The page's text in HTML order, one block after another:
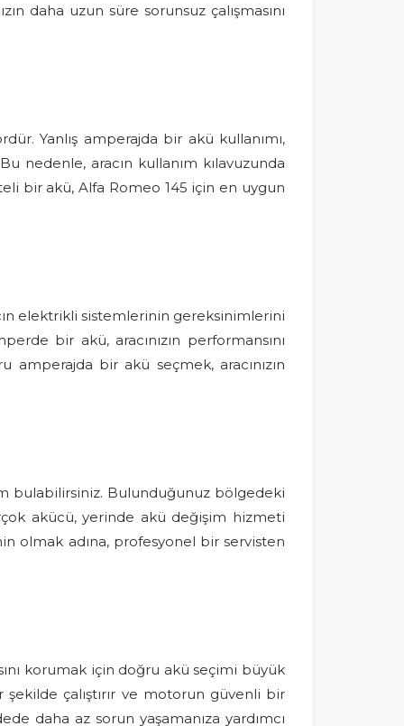
daha uzun süre sorunsuz çalışmasını
Yanlış amperajda bir akü kullanımı,
nedenle, aracın kullanım kılavuzunda
bir akü, Alfa Romeo 145 için en uygun
elektrikli sistemlerinin gereksinimlerini
bir akü, aracınızın performansını
amperajda bir akü seçmek, aracınızın
bulabilirsiniz. Bulunduğunuz bölgedeki
akücü, yerinde akü değişim hizmeti
olmak adına, profesyonel bir servisten
korumak için doğru akü seçimi büyük
çalıştırır ve motorun güvenli bir
daha az sorun yaşamanıza yardımcı